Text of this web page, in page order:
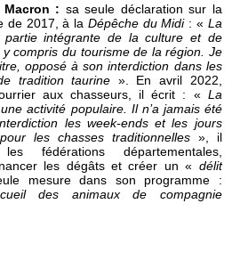
Macron : sa seule déclaration sur la
de 2017, à la Dépêche du Midi: « La
partie intégrante de la culture et de
y compris du tourisme de la région. Je
opposé à son interdiction dans les
tradition taurine ». En avril 2022,
aux chasseurs, il écrit : « La
activité populaire. Il n’a jamais été
les week-ends et les jours
pour les chasses traditionnelles», il
fédérations départementales,
les dégâts et créer un « délit
mesure dans son programme :
des animaux de compagnie